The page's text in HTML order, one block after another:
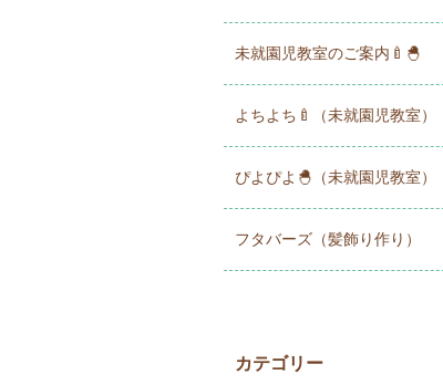
未就園児教室のご案内🍼🐣
よちよち🍼（未就園児教室）
ぴよぴよ🐣（未就園児教室）
フタバーズ（髪飾り作り）
カテゴリー